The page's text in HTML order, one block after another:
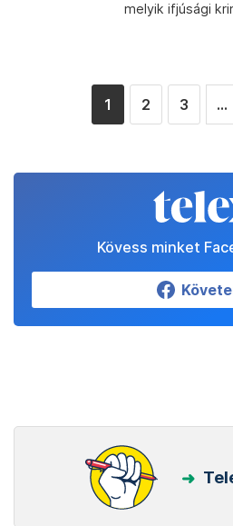
melyik ifjúsági
1 2 3 ...
Kövess minket